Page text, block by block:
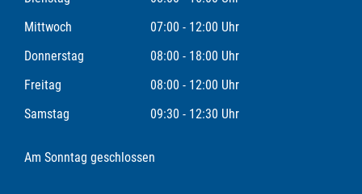
Mittwoch
07:00 - 12:00 Uhr
Donnerstag
08:00 - 18:00 Uhr
Freitag
08:00 - 12:00 Uhr
Samstag
09:30 - 12:30 Uhr
Am Sonntag geschlossen